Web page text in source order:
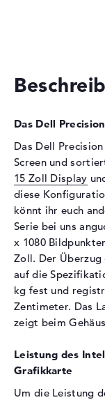
Festplatte
Festplatte
Schnittstelle
Optische
Laufwerks-Typ
Display
Display-Typ
Max. Auflösung
Auflösungstyp
Besonderheiten
Unterstützte
Speicherkarten
Das Dell
Das Dell
Screen und
15 Zoll Display
diese
könnt ihr euch
Serie bei uns
x 1080
Zoll. Der
auf die
kg fest und
Zentimeter. Das
zeigt beim
Leistung des
Grafikkarte
Um die Leistung